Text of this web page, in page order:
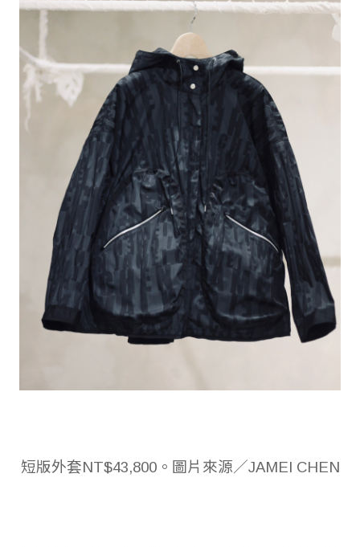
短版外套NT$43,800。圖片來源／JAMEI CHEN